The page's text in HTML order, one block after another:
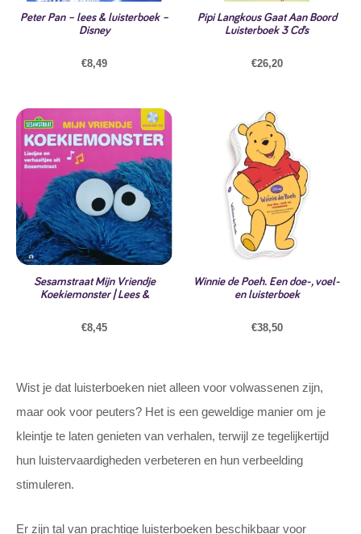
Peter Pan – lees & luisterboek –
Disney
€8,49
Pipi Langkous Gaat Aan Boord
Luisterboek 3 Cd’s
€26,20
Sesamstraat Mijn Vriendje
Koekiemonster | Lees &
€8,45
Winnie de Poeh. Een doe-, voel-
en luisterboek
€38,50
Wist je dat luisterboeken niet alleen voor volwassenen zijn,
maar ook voor peuters? Het is een geweldige manier om je
kleintje te laten genieten van verhalen, terwijl ze tegelijkertijd
hun luistervaardigheden verbeteren en hun verbeelding
stimuleren.
Er zijn tal van prachtige luisterboeken beschikbaar voor